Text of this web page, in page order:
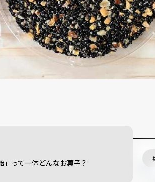
」って一体どんなお菓子？